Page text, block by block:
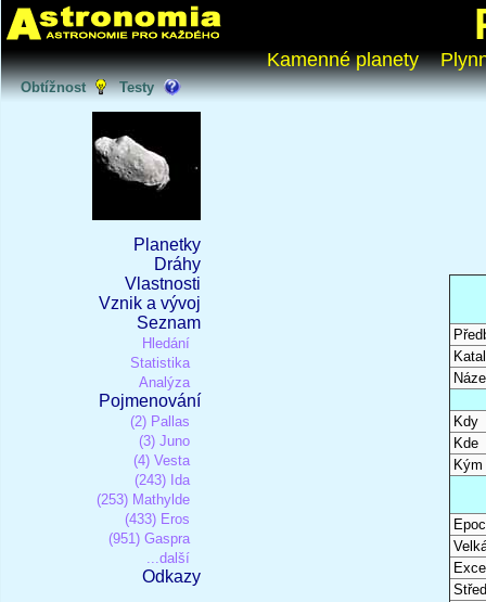
Kamenné planety
Obtížnost Testy
Planetky
Dráhy
Vlastnosti
Vznik a vývoj
Seznam
Hledání
Statistika
Analýza
Pojmenování
(2) Pallas
(3) Juno
(4) Vesta
(243) Ida
(253) Mathylde
(433) Eros
(951) Gaspra
...další
Odkazy
Kdy
Kde
Kým